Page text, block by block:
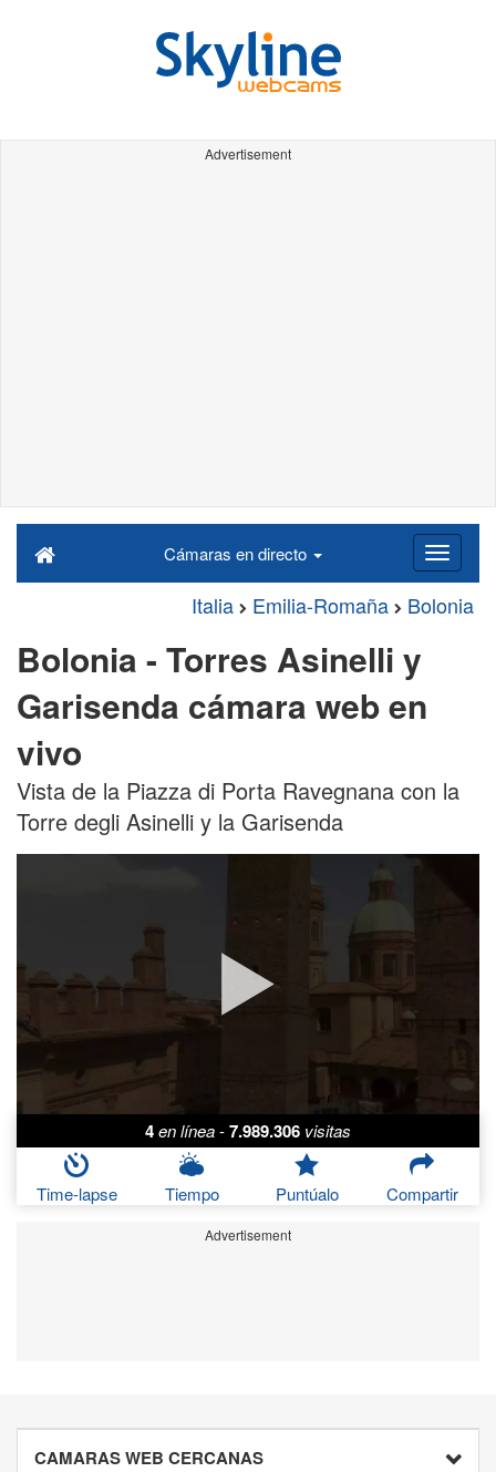
Advertisement
Cámaras en directo
Italia Emilia-Romaña Bolonia
Bolonia - Torres Asinelli y
Garisenda cámara web en
vivo
Vista de la Piazza di Porta Ravegnana con la
Torre degli Asinelli y la Garisenda
4en línea-7.989.306 visitas
Time-lapse Tiempo Puntúalo Compartir
Advertisement
CAMARAS WEB CERCANAS